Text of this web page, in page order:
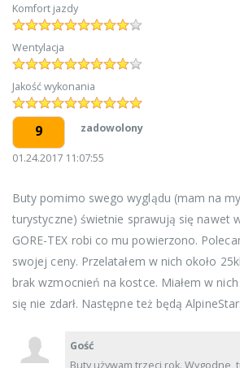
Komfort jazdy
Wentylacja
Jakość wykonania
9 zadowolony
01.24.2017 11:07:55
Buty pomimo swego wyglądu (mam na
turystyczne) świetnie sprawują się nawet
GORE-TEX robi co mu powierzono.
swojej ceny. Przelatałem w nich około
brak wzmocnień na kostce. Miałem w
się nie zdarł. Następne też będą
Gość
Buty używam trzeci rok. Wygodne,